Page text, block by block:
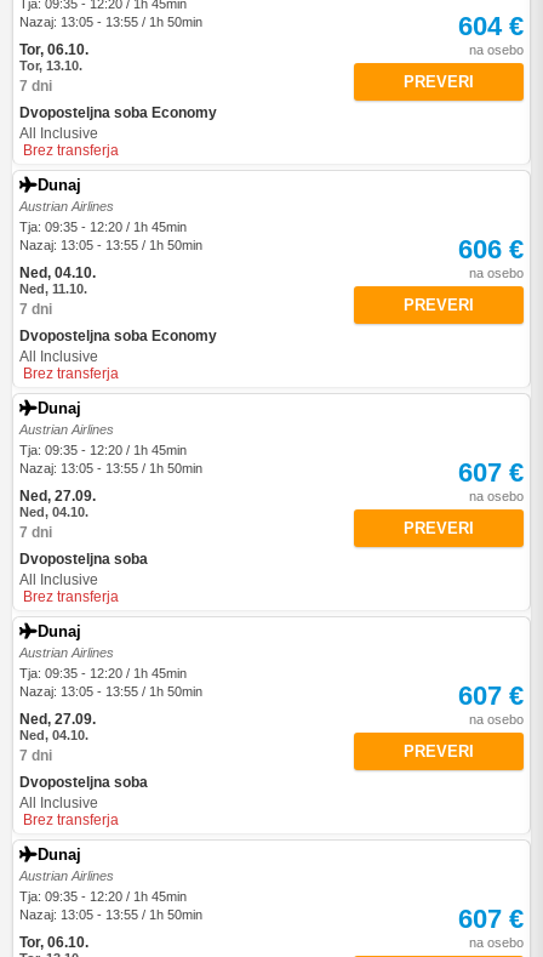
Tja: 09:35 - 12:20 / 1h 45min
Nazaj: 13:05 - 13:55 / 1h 50min
Tor, 06.10.
Tor, 13.10.
7 dni
Dvoposteljna soba Economy
All Inclusive
Brez transferja
604 €
na osebo
PREVERI
Dunaj
Austrian Airlines
Tja: 09:35 - 12:20 / 1h 45min
Nazaj: 13:05 - 13:55 / 1h 50min
Ned, 04.10.
Ned, 11.10.
7 dni
Dvoposteljna soba Economy
All Inclusive
Brez transferja
606 €
na osebo
PREVERI
Dunaj
Austrian Airlines
Tja: 09:35 - 12:20 / 1h 45min
Nazaj: 13:05 - 13:55 / 1h 50min
Ned, 27.09.
Ned, 04.10.
7 dni
Dvoposteljna soba
All Inclusive
Brez transferja
607 €
na osebo
PREVERI
Dunaj
Austrian Airlines
Tja: 09:35 - 12:20 / 1h 45min
Nazaj: 13:05 - 13:55 / 1h 50min
Ned, 27.09.
Ned, 04.10.
7 dni
Dvoposteljna soba
All Inclusive
Brez transferja
607 €
na osebo
PREVERI
Dunaj
Austrian Airlines
Tja: 09:35 - 12:20 / 1h 45min
Nazaj: 13:05 - 13:55 / 1h 50min
Tor, 06.10.
607 €
na osebo